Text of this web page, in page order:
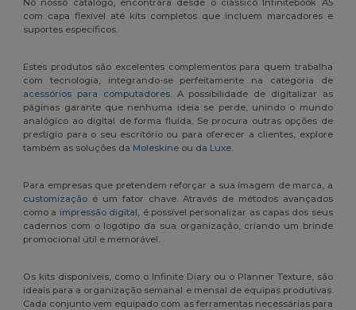
com capa flexível até kits completos que incluem marcadores e
suportes específicos.
Estes produtos são excelentes complementos para quem trabalha
com tecnologia, integrando-se perfeitamente na categoria de
acessórios para computadores. A possibilidade de digitalizar as
páginas garante que nenhuma ideia se perde, unindo o mundo
analógico ao digital de forma fluida. Se procura outras opções de
prestígio para o seu escritório ou para oferecer a clientes, explore
também as soluções da Moleskine ou da Luxe
Para empresas que pretendem reforçar a sua imagem de marca, a
customização é um fator chave. Através de métodos avançados
como a impressão digital , é possível personalizar as capas dos seus
cadernos com o logótipo da sua organização, criando um brinde
promocional útil e memorável.
Os kits disponíveis, como o Infinite Diary ou o Planner Texture, são
ideais para a organização semanal e mensal de equipas produtivas.
Cada conjunto vem equipado com as ferramentas necessárias para